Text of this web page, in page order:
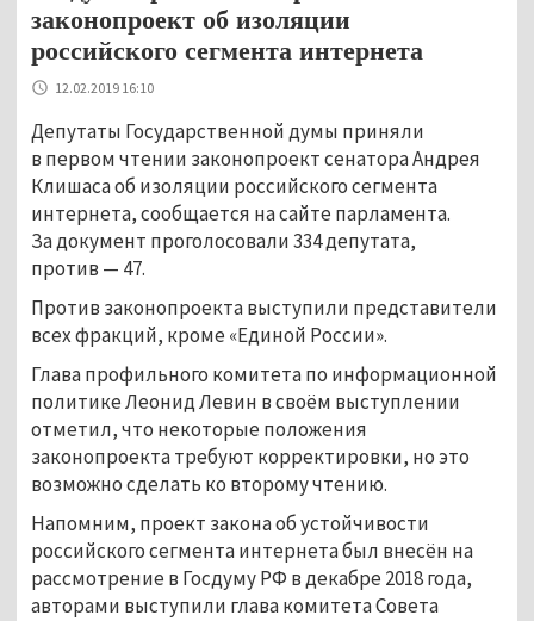
законопроект об изоляции
российского сегмента интернета
12.02.2019 16:10
Депутаты Государственной думы приняли
в первом чтении законопроект сенатора Андрея
Клишаса об изоляции российского сегмента
интернета, сообщается на сайте парламента.
За документ проголосовали 334 депутата,
против — 47.
Против законопроекта выступили представители
всех фракций, кроме «Единой России».
Глава профильного комитета по информационной
политике Леонид Левин в своём выступлении
отметил, что некоторые положения
законопроекта требуют корректировки, но это
возможно сделать ко второму чтению.
Напомним, проект закона об устойчивости
российского сегмента интернета был внесён на
рассмотрение в Госдуму РФ в декабре 2018 года,
авторами выступили глава комитета Совета